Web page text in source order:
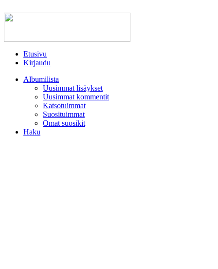
Etusivu
Kirjaudu
Albumilista
Uusimmat lisäykset
Uusimmat kommentit
Katsotuimmat
Suosituimmat
Omat suosikit
Haku